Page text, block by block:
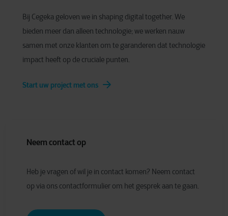
Bij Cegeka geloven we in shaping digital together. We
bieden meer dan alleen technologie; we werken nauw
samen met onze klanten om te garanderen dat technologie
impact heeft op de cruciale punten.
Start uw project met ons
Neem contact op
Heb je vragen of wil je in contact komen? Neem contact
op via ons contactformulier om het gesprek aan te gaan.